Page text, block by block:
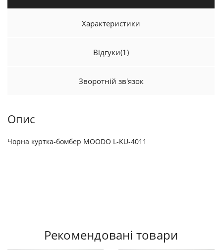
Характеристики
Відгуки(1)
Зворотній зв'язок
Опис
Чорна куртка-бомбер MOODO L-KU-4011
Рекомендовані товари